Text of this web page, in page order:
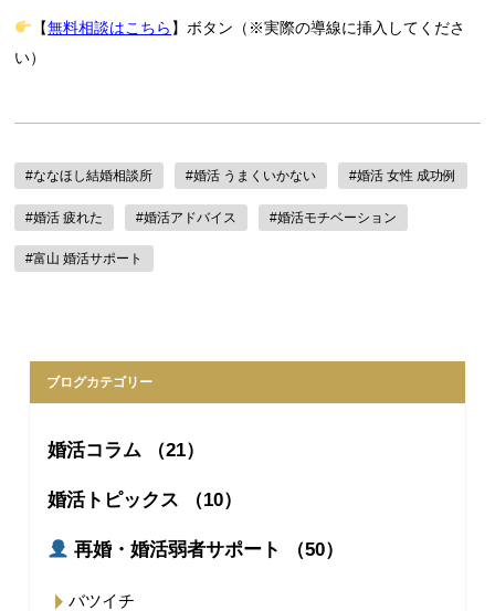
【無料相談はこちら 】ボタン（※実際の導線に挿入してくださ
い）
#ななほし結婚相談所 #婚活 うまくいかない #婚活 女性 成功例
#婚活 疲れた #婚活アドバイス #婚活モチベーション
#富山 婚活サポート
ブログカテゴリー
婚活コラム （21）
婚活トピックス （10）
再婚・婚活弱者サポート （50）
バツイチ